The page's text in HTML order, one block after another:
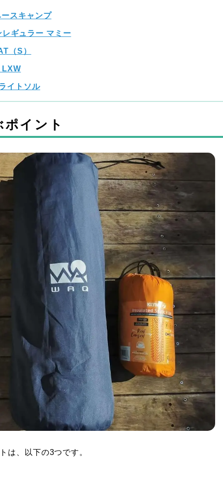
スキャンプ
ギュラー マミー
（S）
LXW
イトソル
イント
は、以下の3つです。